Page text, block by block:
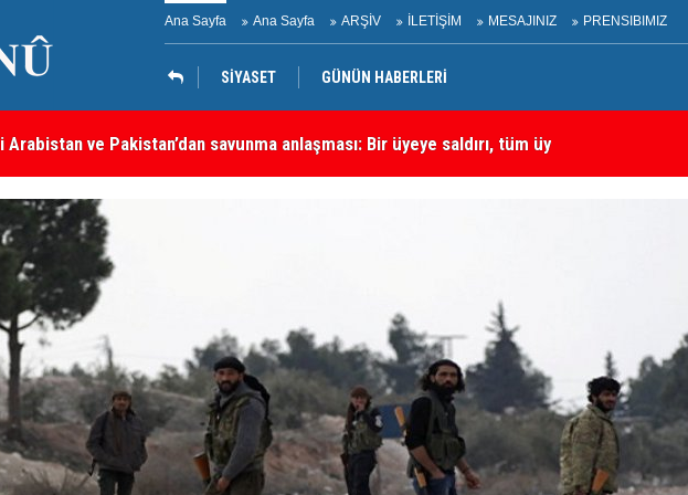
Ana Sayfa Ana Sayfa ARŞİV İLETİŞİM MESAJINIZ PRENSIBIMIZ
SİYASET GÜNÜN HABERLERİ
ve Pakistan’dan savunma anlaşması: Bir üyeye saldırı, tüm üyelere yapılmış
Washington'ın Ortadoğu'daki En Önemli Güvenlik Ortaklarından Biri